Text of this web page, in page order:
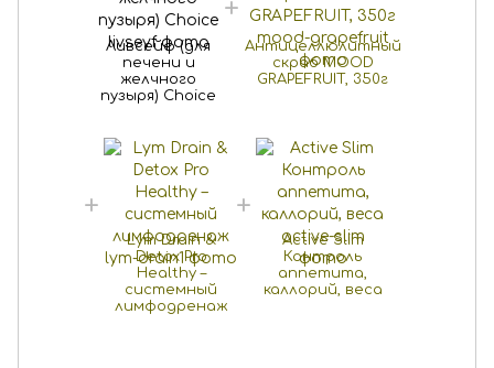
Ливсейф (для
печени и
желчного
пузыря) Choice
Антицеллюлитный
скраб MOOD
GRAPEFRUIT, 350г
Lym Drain &
Detox Pro
Healthy –
системный
лимфодренаж
Active Slim
Контроль
аппетита,
каллорий, веса